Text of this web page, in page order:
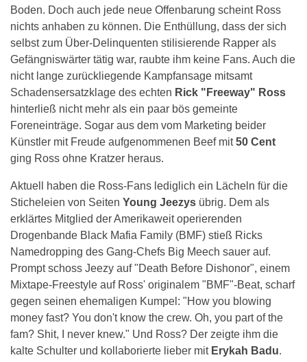
Boden. Doch auch jede neue Offenbarung scheint Ross
nichts anhaben zu können. Die Enthüllung, dass der sich
selbst zum Über-Delinquenten stilisierende Rapper als
Gefängniswärter tätig war, raubte ihm keine Fans. Auch die
nicht lange zurückliegende Kampfansage mitsamt
Schadensersatzklage des echten Rick "Freeway" Ross
hinterließ nicht mehr als ein paar bös gemeinte
Foreneinträge. Sogar aus dem vom Marketing beider
Künstler mit Freude aufgenommenen Beef mit50 Cent
ging Ross ohne Kratzer heraus.
Aktuell haben die Ross-Fans lediglich ein Lächeln für die
Sticheleien von Seiten Young Jeezys übrig. Dem als
erklärtes Mitglied der Amerikaweit operierenden
Drogenbande Black Mafia Family (BMF) stieß Ricks
Namedropping des Gang-Chefs Big Meech sauer auf.
Prompt schoss Jeezy auf "Death Before Dishonor", einem
Mixtape-Freestyle auf Ross' originalem "BMF"-Beat, scharf
gegen seinen ehemaligen Kumpel: "How you blowing
money fast? You don't know the crew. Oh, you part of the
fam? Shit, I never knew." Und Ross? Der zeigte ihm die
kalte Schulter und kollaborierte lieber mit Erykah Badu.